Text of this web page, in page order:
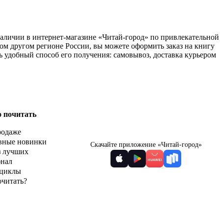
в интернет-магазине «Читай-город» по привлекательной
другом регионе России, вы можете оформить заказ на книгу
способ его получения: самовывоз, доставка курьером
почитать
новинки
лучших
Скачайте приложение «Читай-город»